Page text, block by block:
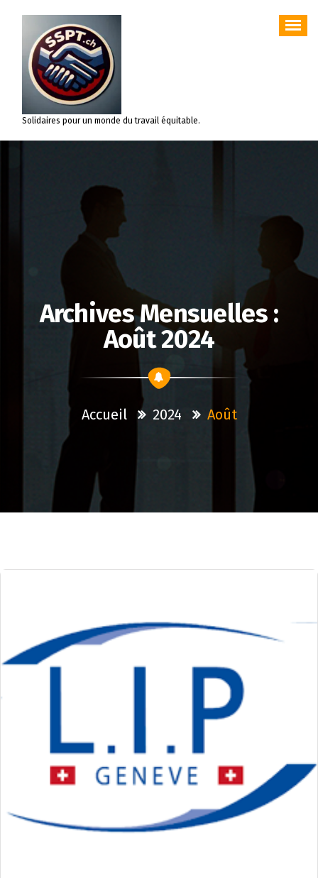
contenu
Solidaires pour un monde du travail équitable.
Archives Mensuelles :
Août 2024
Accueil 2024 Août